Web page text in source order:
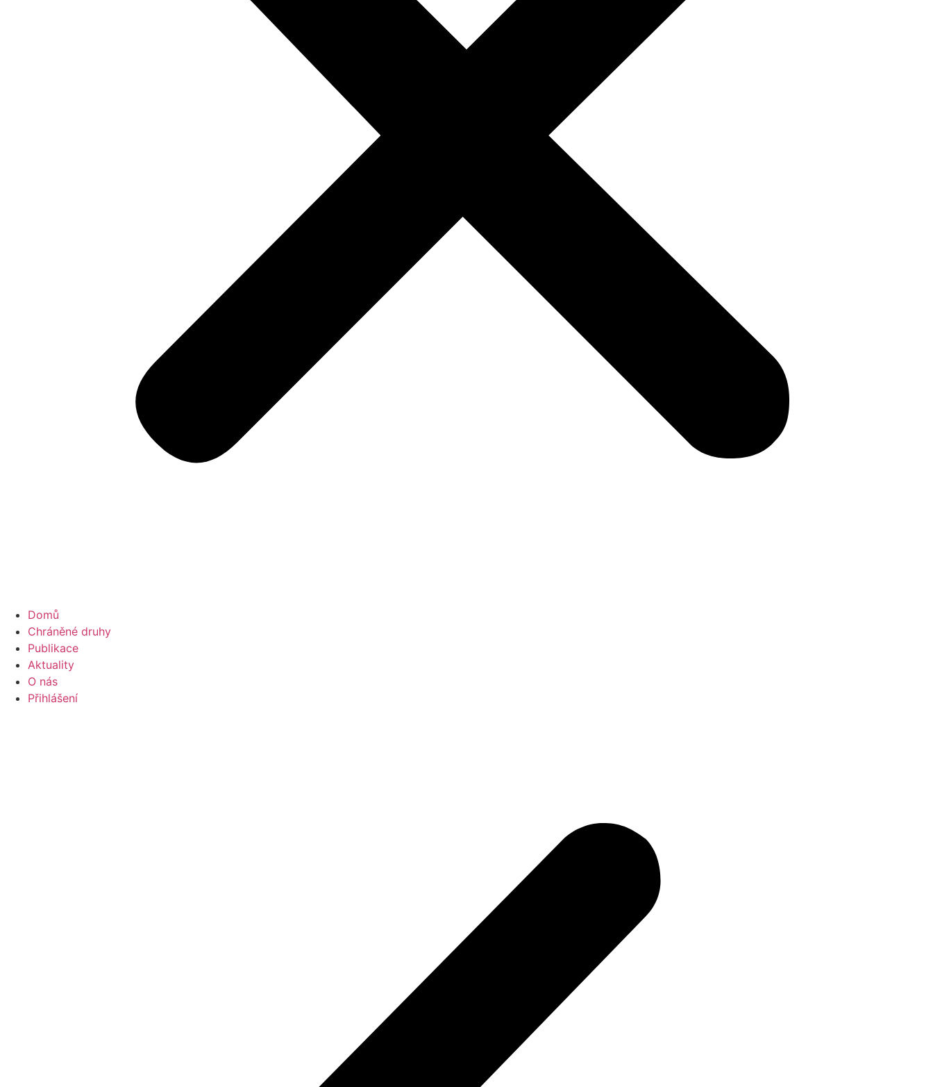
Domů
Chráněné druhy
Publikace
Aktuality
O nás
Přihlášení